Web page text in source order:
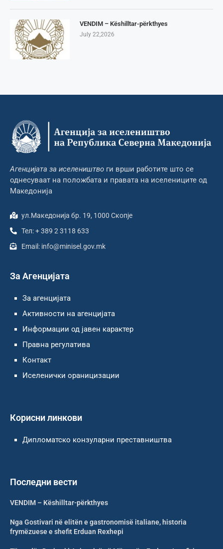
VENDIM – Këshilltar-përkthyes
July 22,2026
Агенцијата за иселеништво ги врши работите што се
однесуваат на положбата и правата на иселениците од
Македонија
ул.Македонија бр. 19, 1000 Скопје
Тел: + 389 2 3118 633
Email: info@minisel.gov.mk
За Агенцијата
За агенцијата
Активности на агенцијата
Информации од јавен карактер
Правна регулатива
Контакт
Иселенички ораницизации
Корисни линкови
Дипломатско конзуларни преставништва
Последни вести
VENDIM – Këshilltar-përkthyes
Nga Gostivari në elitën e gastronomisë italiane, historia
frymëzuese e shefit Erduan Rexhepi